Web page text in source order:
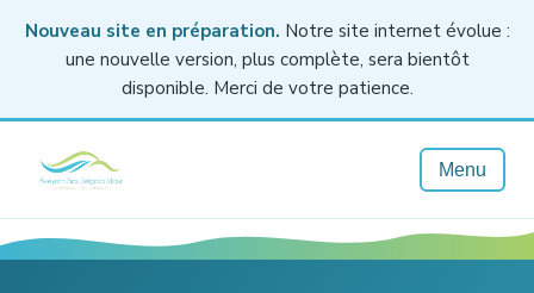
Nouveau site en préparation. Notre site internet évolue :
une nouvelle version, plus complète, sera bientôt
disponible. Merci de votre patience.
Menu